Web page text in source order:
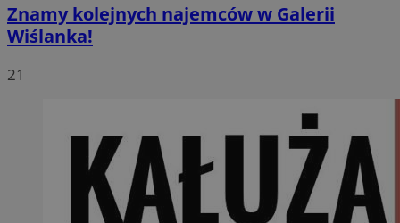
Znamy kolejnych najemców w Galerii
Wiślanka!
21